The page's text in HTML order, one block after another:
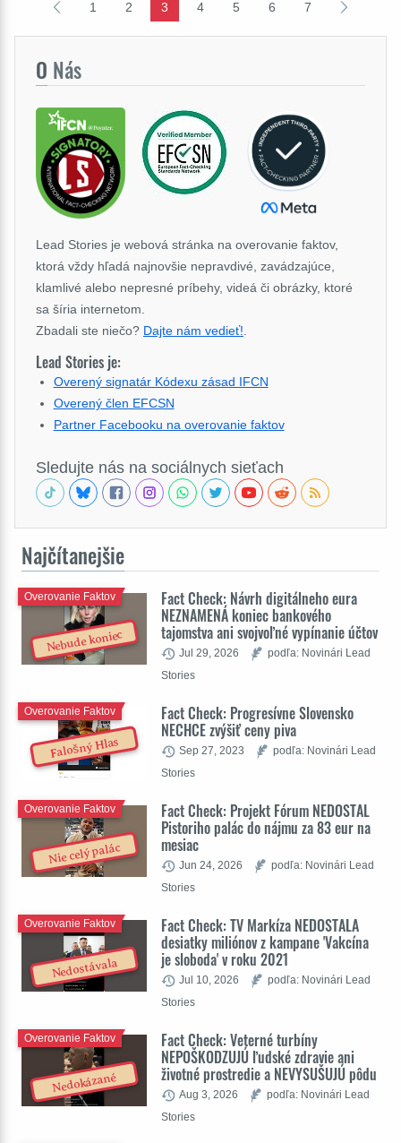
1 2 3 4 5 6 7
O Nás
Lead Stories je webová stránka na overovanie faktov,
ktorá vždy hľadá najnovšie nepravdivé, zavádzajúce,
klamlivé alebo nepresné príbehy, videá či obrázky, ktoré
sa šíria internetom.
Zbadali ste niečo? Dajte nám vedieť!.
Lead Stories je:
Overený signatár Kódexu zásad IFCN
Overený člen EFCSN
Partner Facebooku na overovanie faktov
Sledujte nás na sociálnych sieťach
Najčítanejšie
Nebude koniec
Fact Check: Návrh digitálneho eura
NEZNAMENÁ koniec bankového
tajomstva ani svojvoľné vypínanie účtov
Overovanie Faktov
Jul 29, 2026
podľa: Novinári Lead
Stories
Falošný Hlas
Fact Check: Progresívne Slovensko
NECHCE zvýšiť ceny piva
Overovanie Faktov
Sep 27, 2023
podľa: Novinári Lead
Stories
Nie celý palác
Fact Check: Projekt Fórum NEDOSTAL
Pistoriho palác do nájmu za 83 eur na
mesiac
Overovanie Faktov
Jun 24, 2026
podľa: Novinári Lead
Stories
Nedostávala
Fact Check: TV Markíza NEDOSTALA
desiatky miliónov z kampane 'Vakcína
je sloboda' v roku 2021
Overovanie Faktov
Jul 10, 2026
podľa: Novinári Lead
Stories
Nedokázané
Fact Check: Veterné turbíny
NEPOŠKODZUJÚ ľudské zdravie ani
životné prostredie a NEVYSUŠUJÚ pôdu
Overovanie Faktov
Aug 3, 2026
podľa: Novinári Lead
Stories